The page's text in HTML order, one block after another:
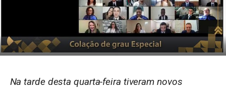
Na tarde desta quarta-feira tiveram novos